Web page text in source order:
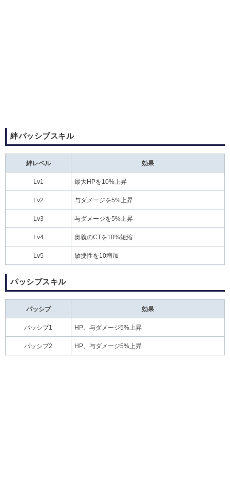
絆パッシブスキル
絆レベル 効果
Lv1 最大HPを10%上昇
Lv2 与ダメージを5%上昇
Lv3 与ダメージを5%上昇
Lv4 奥義のCTを10%短縮
Lv5 敏捷性を10増加
パッシブスキル
パッシブ 効果
パッシブ1 HP、与ダメージ5%上昇
パッシブ2 HP、与ダメージ5%上昇